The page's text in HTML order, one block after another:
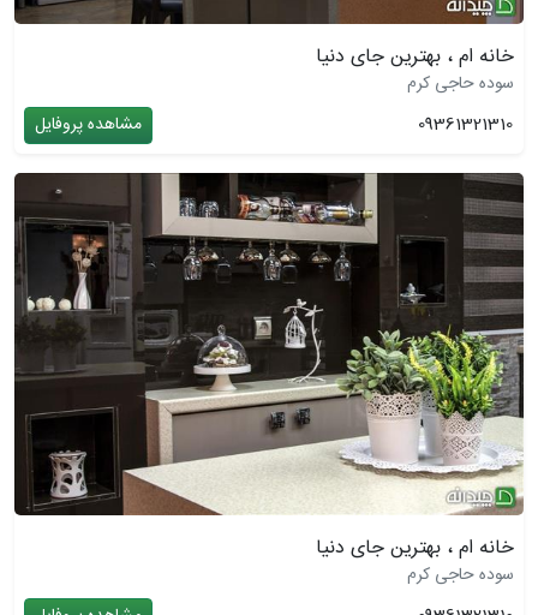
خانه ام ، بهترین جای دنیا
سوده حاجی کرم
09361321310
مشاهده پروفایل
خانه ام ، بهترین جای دنیا
سوده حاجی کرم